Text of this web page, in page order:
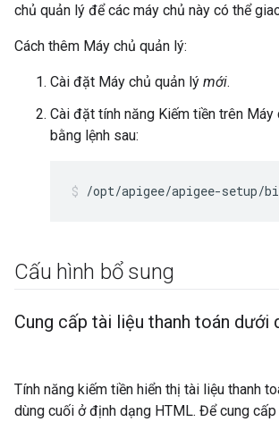
chủ quản lý để các máy chủ này có thể
Cách thêm Máy chủ quản lý:
Cài đặt Máy chủ quản lý mới.
Cài đặt tính năng Kiếm tiền trên Máy
bằng lệnh sau:
/opt/apigee/apigee-
Cấu hình bổ sung
Cung cấp tài liệu thanh toán dưới
Tính năng kiếm tiền hiển thị tài liệu thanh
dùng cuối ở định dạng HTML. Để cung